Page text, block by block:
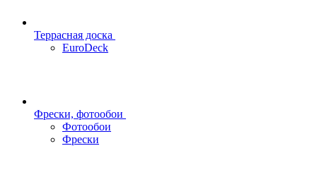
Террасная доска
EuroDeck
Фрески, фотообои
Фотообои
Фрески